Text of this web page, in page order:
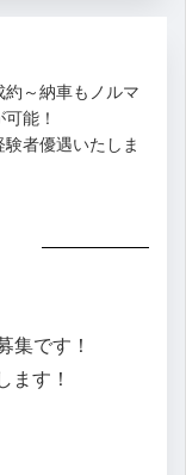
～納車もノルマ
能！
者優遇いたしま
集です！
ます！